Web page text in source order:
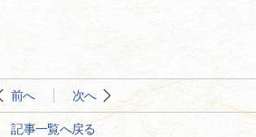
前へ 次へ
記事一覧へ戻る